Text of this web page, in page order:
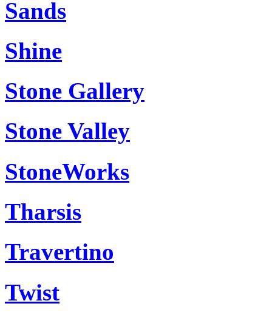
Sands
Shine
Stone Gallery
Stone Valley
StoneWorks
Tharsis
Travertino
Twist